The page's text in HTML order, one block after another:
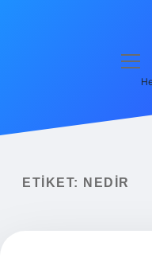
Yasal Uyarı
ETIKET: NEDIR